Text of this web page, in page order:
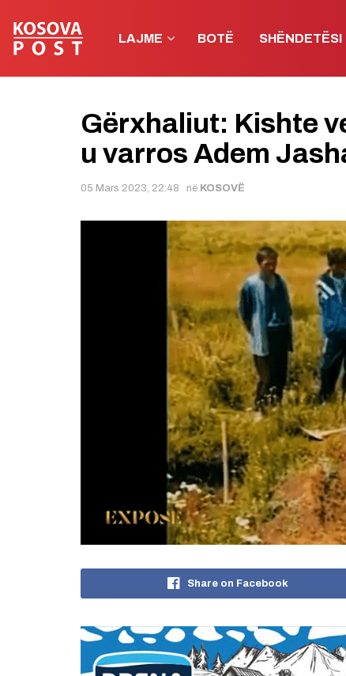
LAJME BOTË SHËNDETËSI
Gërxhaliut: Kishte
u varros Adem
05 Mars 2023, 22:48 në KOSOVË
Share on Facebook